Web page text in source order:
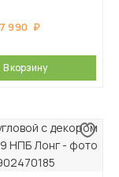
990
В корзину